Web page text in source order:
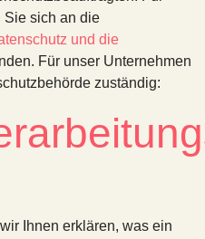
Sie sich an die
und die
Für unser Unternehmen
zuständig:
Ihnen erklären, was ein